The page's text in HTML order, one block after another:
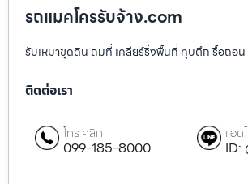
รถแมคโครรับจ้าง.com
รับเหมาขุดดิน ถมที่ เคลียร์ริ่งพื้นที่ ทุบตึก รื้อถอน
ติดต่อเรา
โทร คลิก
099-185-8000
แอด
ID: